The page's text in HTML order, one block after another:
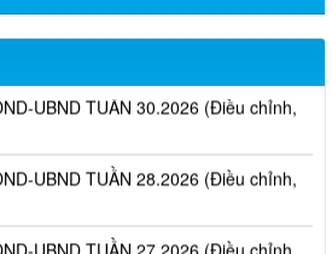
UBND TUẦN 30.2026 (Điều chỉnh,
UBND TUẦN 28.2026 (Điều chỉnh,
UBND TUẦN 27.2026 (Điều chỉnh,